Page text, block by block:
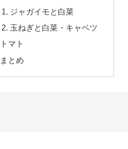
ジャガイモと白菜
玉ねぎと白菜・キャベツ
トマト
まとめ